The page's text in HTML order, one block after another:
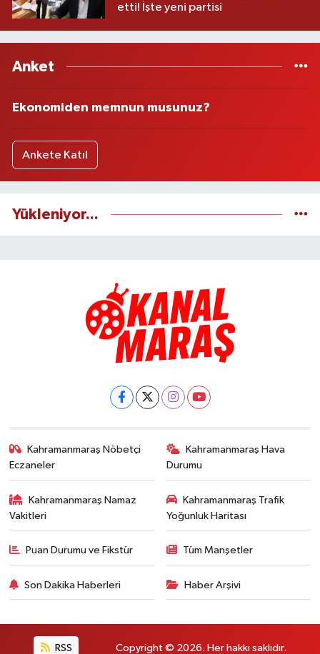
etti! İşte yeni partisi
Anket
Ekonomiden memnun musunuz?
Ankete Katıl
Yükleniyor...
Kahramanmaraş Nöbetçi
Eczaneler
Kahramanmaraş Hava
Durumu
Kahramanmaraş Namaz
Vakitleri
Kahramanmaraş Trafik
Yoğunluk Haritası
Puan Durumu ve Fikstür Tüm Manşetler
Son Dakika Haberleri Haber Arşivi
RSS Copyright © 2026. Her hakkı saklıdır.